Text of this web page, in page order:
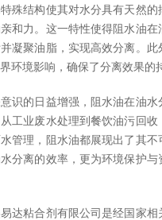
结构使其对水分具有天然的
和力。这一特性使得阻水油在
凝聚油脂，实现高效分离。此
环境影响，确保了分离效果的
的日益增强，阻水油在油水
工业废水处理到餐饮油污回收
管理，阻水油都展现出了其不
分离的效率，更为环境保护与
粘合剂有限公司是经国家相